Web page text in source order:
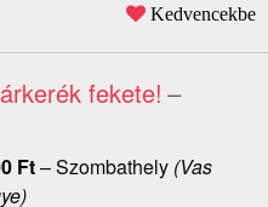
Kedvencekbe
fekete! –
Ft–Szombathely(Vas